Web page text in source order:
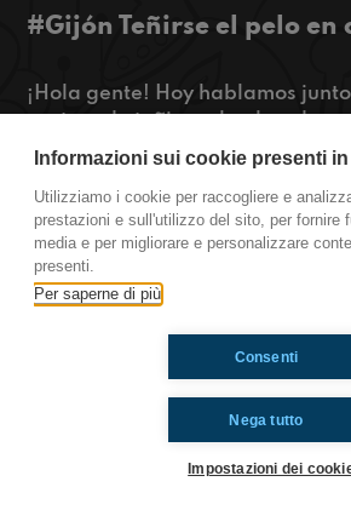
#Gijón Teñirse el pelo en
¡Hola gente! Hoy hablamos
contras de teñirse el pelo y de
cuarentena. ¡Escuchadnos!
#TúTambién
Gijón
Ti è piaciuto? Condividilo!
Informazioni sui cookie presenti
Utilizziamo i cookie per raccogliere e
prestazioni e sull'utilizzo del sito, per fornire
media e per migliorare e personalizzare
presenti.
Per saperne di più
Nega tutto
Consenti
Impostazioni dei